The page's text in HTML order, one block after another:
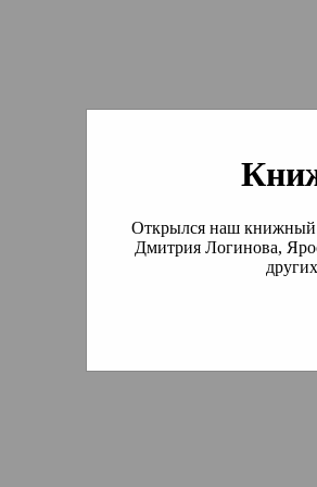
Открылся наш книжный
Дмитрия Логинова,
Русской